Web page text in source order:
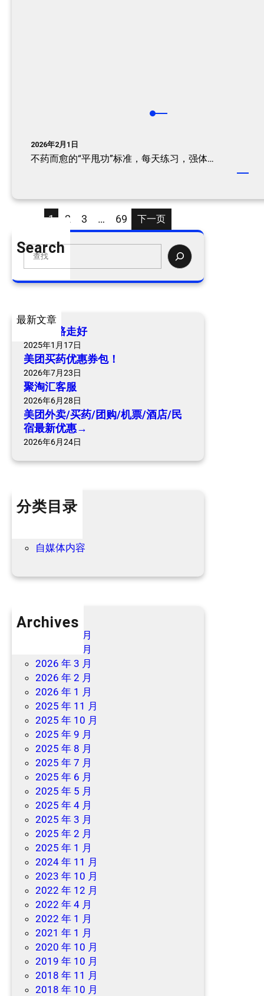
2026年2月1日
不药而愈的“平甩功”标准，每天练习，强体…
1 2 3 … 69 下一页
Search
S
a
h
最新文章
爷爷一路走好
2025年1月17日
美团买药优惠券包！
2026年7月23日
聚淘汇客服
2026年6月28日
美团外卖/买药/团购/机票/酒店/民
宿最新优惠→
2026年6月24日
分类目录
自媒体内容
Archives
2026 年 7 月
2026 年 6 月
2026 年 3 月
2026 年 2 月
2026 年 1 月
2025 年 11 月
2025 年 10 月
2025 年 9 月
2025 年 8 月
2025 年 7 月
2025 年 6 月
2025 年 5 月
2025 年 4 月
2025 年 3 月
2025 年 2 月
2025 年 1 月
2024 年 11 月
2023 年 10 月
2022 年 12 月
2022 年 4 月
2022 年 1 月
2021 年 1 月
2020 年 10 月
2019 年 10 月
2018 年 11 月
2018 年 10 月